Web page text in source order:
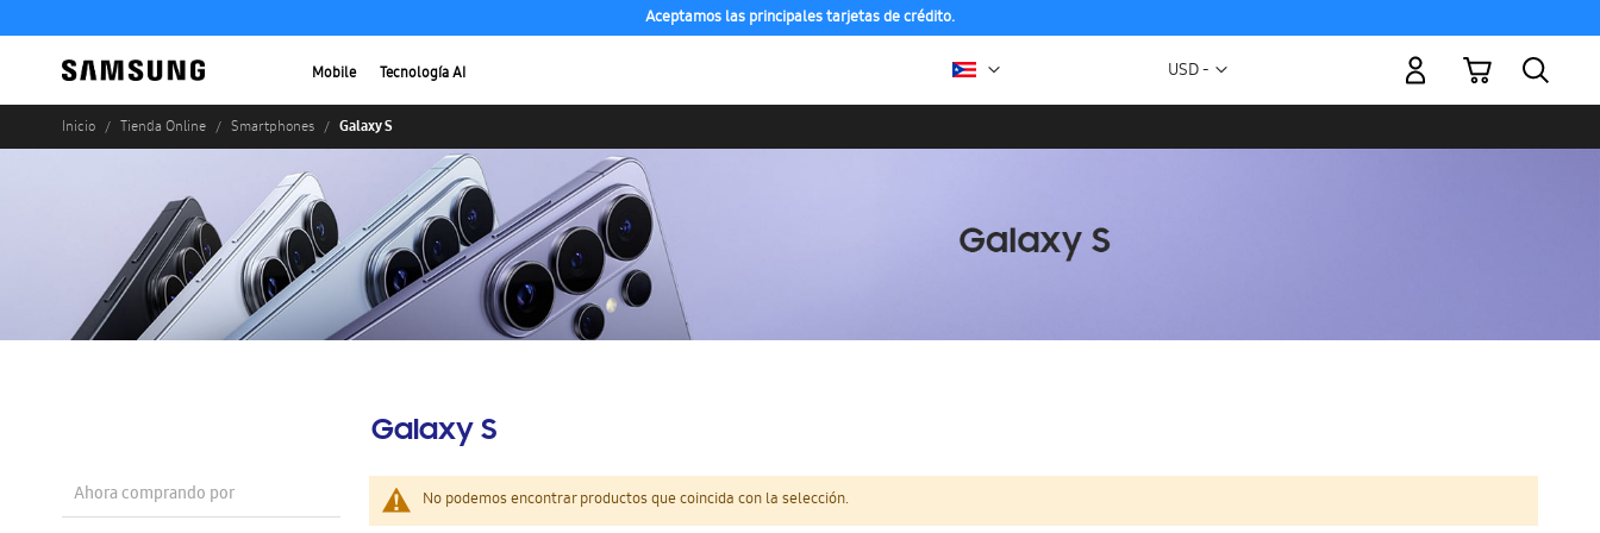
Aceptamos las principales tarjetas de crédito.
Mobile Tecnología AI Moneda
USD -
Mi carrito
Inicio Tienda Online Smartphones Galaxy S
Galaxy S
No podemos encontrar productos que coincida con la selección.
Ahora comprando por